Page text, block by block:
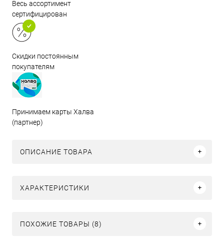
Весь ассортимент
сертифицирован
Скидки постоянным
покупателям
Принимаем карты Халва
(партнер)
ОПИСАНИЕ ТОВАРА
ХАРАКТЕРИСТИКИ
ПОХОЖИЕ ТОВАРЫ (8)